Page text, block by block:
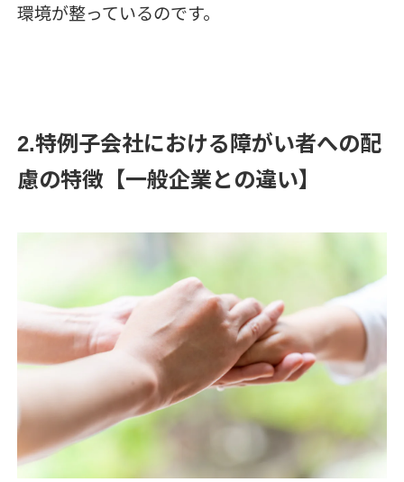
環境が整っているのです。
2.特例子会社における障がい者への配
慮の特徴【一般企業との違い】